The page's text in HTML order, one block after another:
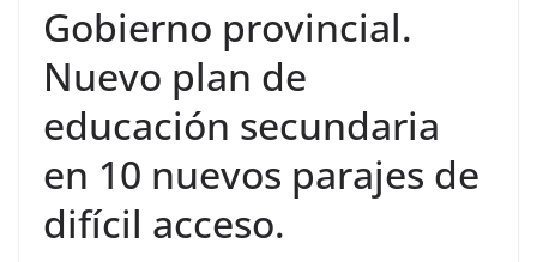
Gobierno provincial.
Nuevo plan de
educación secundaria
en 10 nuevos parajes de
difícil acceso.